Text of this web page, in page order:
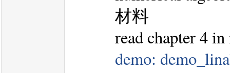
材料
read chapter 4
demo: